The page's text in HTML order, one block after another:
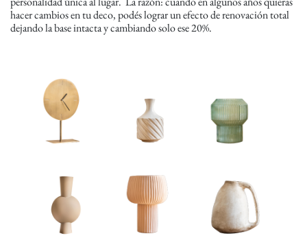
hacer cambios en tu deco, podés lograr un efecto de renovación total
dejando la base intacta y cambiando solo ese 20%.